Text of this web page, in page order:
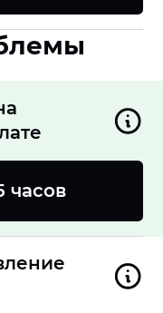
часов